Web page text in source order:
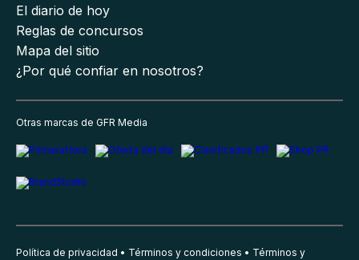
El diario de hoy
Reglas de concursos
Mapa del sitio
¿Por qué confiar en nosotros?
Otras marcas de GFR Media
Política de privacidad Términos y condiciones
Términos y